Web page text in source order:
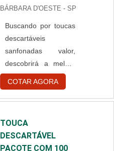
BÁRBARA D'OESTE - SP
Buscando por toucas
descartáveis
sanfonadas valor,
descobrirá a melhor
empresa do
segmento.
Elaborando um
na melhor
organização do ramo
COTAR AGORA
TOUCA
DESCARTÁVEL
PACOTE COM 100